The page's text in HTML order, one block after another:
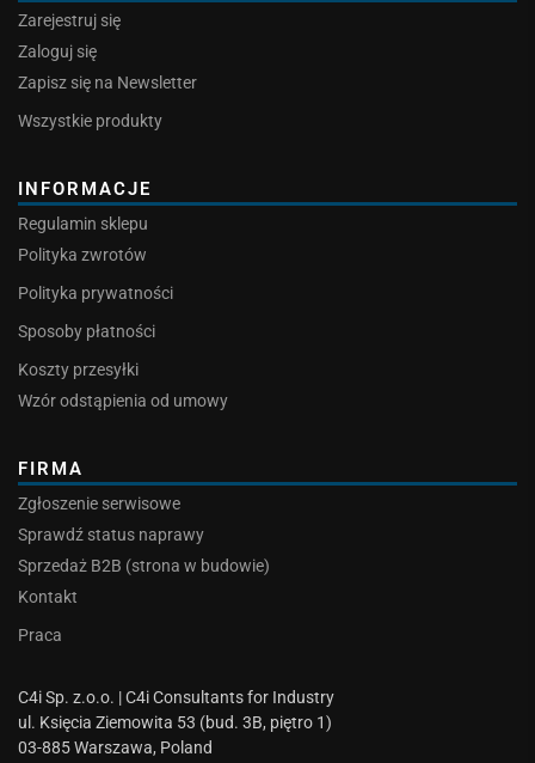
Zarejestruj się
Zaloguj się
Zapisz się na Newsletter
Wszystkie produkty
INFORMACJE
Regulamin sklepu
Polityka zwrotów
Polityka prywatności
Sposoby płatności
Koszty przesyłki
Wzór odstąpienia od umowy
FIRMA
Zgłoszenie serwisowe
Sprawdź status naprawy
Sprzedaż B2B (strona w budowie)
Kontakt
Praca
C4i Sp. z.o.o. | C4i Consultants for Industry
ul. Księcia Ziemowita 53 (bud. 3B, piętro 1)
03-885 Warszawa, Poland